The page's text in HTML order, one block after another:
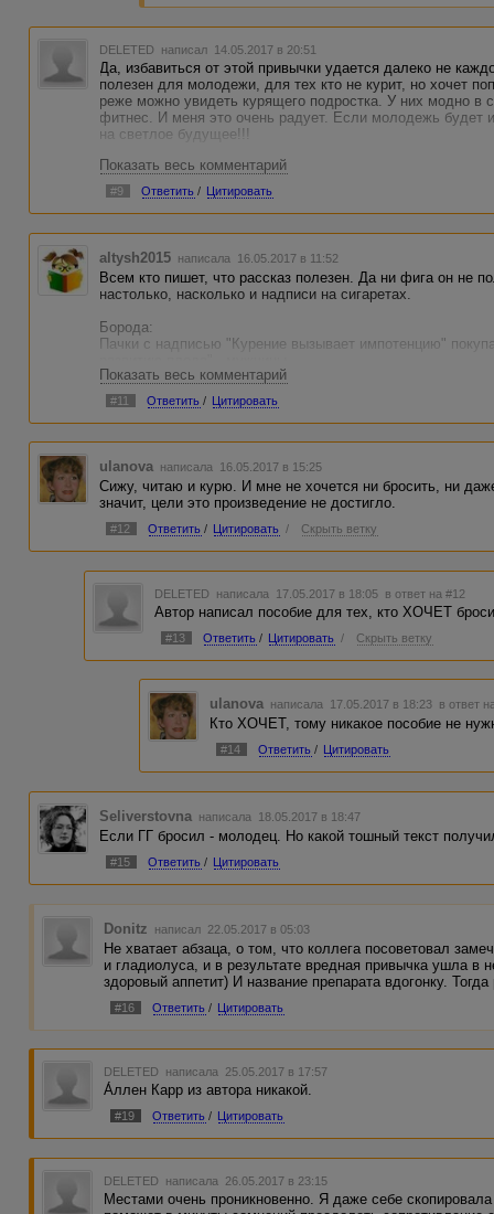
DELETED написал 14.05.2017 в 20:51
Да, избавиться от этой привычки удается далеко не
полезен для молодежи, для тех кто не курит, но хочет
реже можно увидеть курящего подростка. У них модно в
фитнес. И меня это очень радует. Если молодежь будет
на светлое будущее!!!
Показать весь комментарий
#9 Ответить / Цитировать
altysh2015 написала 16.05.2017 в 11:52
Всем кто пишет, что рассказ полезен. Да ни фига он не
настолько, насколько и надписи на сигаретах.
Борода:
Пачки с надписью "Курение вызывает импотенцию"
Всегда можно выкрутиться, всегда можно оправдать
окружающими. Миллион курящих людей знают о вреде (а
Показать весь комментарий
#11 Ответить / Цитировать
ulanova написала 16.05.2017 в 15:25
Сижу, читаю и курю. И мне не хочется ни бросить, ни
значит, цели это произведение не достигло.
#12 Ответить / Цитировать / Скрыть ветку
DELETED написала 17.05.2017 в 18:05 в ответ на #12
Автор написал пособие для тех, кто ХОЧЕТ
#13 Ответить / Цитировать / Скрыть ветку
ulanova написала 17.05.2017 в 18:23 в ответ
Кто ХОЧЕТ, тому никакое пособие не
#14 Ответить / Цитировать
Seliverstovna написала 18.05.2017 в 18:47
Если ГГ бросил - молодец. Но какой тошный текст
#15 Ответить / Цитировать
Donitz написал 22.05.2017 в 05:03
Не хватает абзаца, о том, что коллега посоветовал
и гладиолуса, и в результате вредная привычка ушла в
здоровый аппетит) И название препарата вдогонку.
#16 Ответить / Цитировать
DELETED написала 25.05.2017 в 17:57
А́ллен Карр из автора никакой.
#19 Ответить / Цитировать
DELETED написала 26.05.2017 в 23:15
Местами очень проникновенно. Я даже себе